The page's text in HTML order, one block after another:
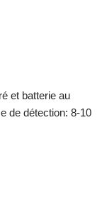
et batterie au
de détection: 8-10